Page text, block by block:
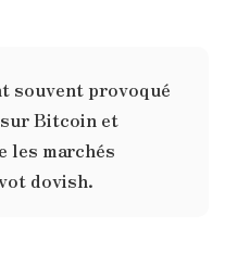
souvent provoqué
Bitcoin et
les marchés
dovish.